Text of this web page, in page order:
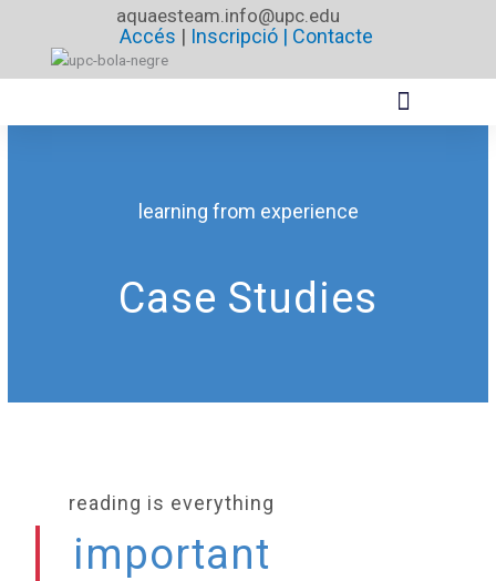
contingut
aquaesteam.info@upc.edu
Accés | Inscripció | Contacte
learning from experience
Case Studies
reading is everything
important